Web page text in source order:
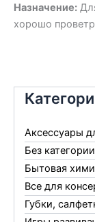
Аксессуары
Без категории
Бытовая
Все для
Губки,
Назначение:
хорошо